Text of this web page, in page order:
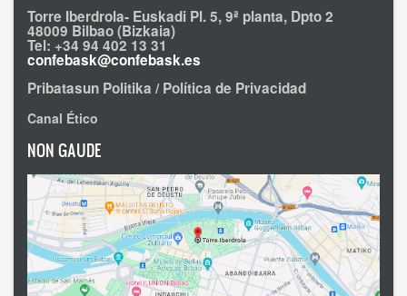
Torre Iberdrola- Euskadi Pl. 5, 9ª planta, Dpto 2
48009 Bilbao (Bizkaia)
Tel: +34 94 402 13 31
confebask@confebask.es
Pribatasun Politika / Política de Privacidad
Canal Ético
NON GAUDE